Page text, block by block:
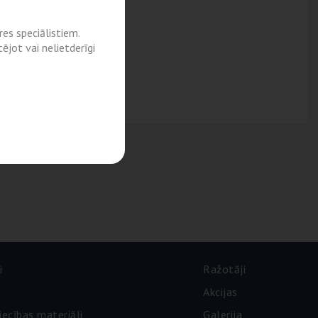
speciālistiem.
vai nelietderīgi
materiāli
Ražotāji
Akcijas
Galerija